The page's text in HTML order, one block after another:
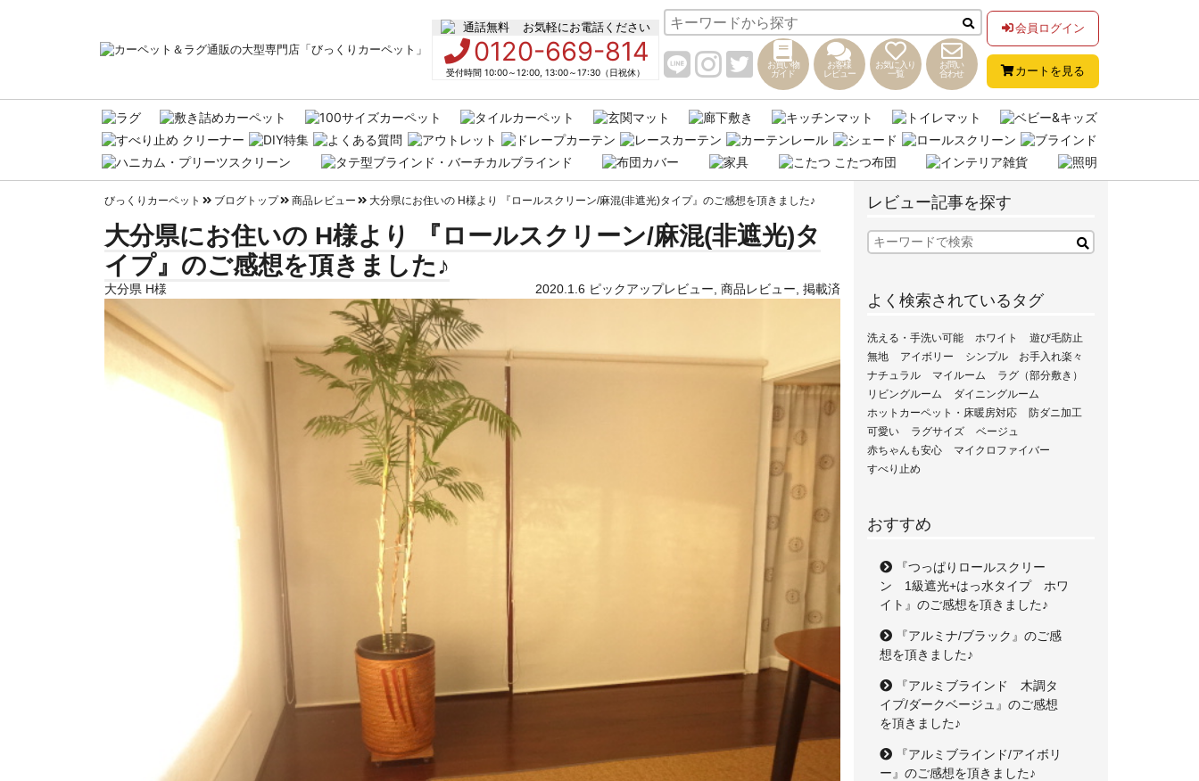
お気軽にお電話ください
0120-669-814
受付時間 10:00～12:00, 13:00～17:30（日祝休）
お買い物
ガイド
お客様
レビュー
お気に入り
一覧
お問い
合わせ
会員ログイン
カートを見る
びっくりカーペット ブログトップ 商品レビュー 大分県にお住いの H様より 『ロールスクリーン/麻混(非遮光)タイプ』のご感想を頂きました♪
大分県にお住いの H様より 『ロールスクリーン/麻混(非遮光)タ
イプ』のご感想を頂きました♪
大分県 H様 2020.1.6 ピックアップレビュー 商品レビュー 掲載済
レビュー記事を探す
よく検索されているタグ
洗える・手洗い可能 ホワイト
遊び毛防止
無地
アイボリー シンプル
お手入れ楽々
ナチュラル
マイルーム
ラグ（部分敷き）
リビングルーム
ダイニングルーム
ホットカーペット・床暖房対応
防ダニ加工
可愛い
ラグサイズ
ベージュ
赤ちゃんも安心
マイクロファイバー
すべり止め
おすすめ
『つっぱりロールスクリー
ン 1級遮光+はっ水タイプ ホワ
イト』のご感想を頂きました♪
『アルミナ/ブラック』のご感
想を頂きました♪
『アルミブラインド 木調タ
イプ/ダークベージュ』のご感想
を頂きました♪
『アルミブラインド/アイボリ
ー』のご感想を頂きました♪